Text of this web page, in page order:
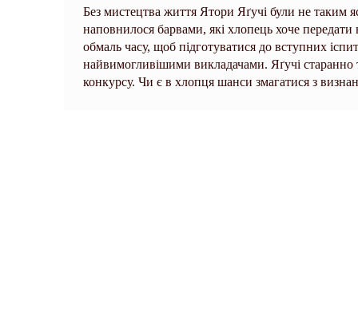
Без мистецтва життя Ятори Яґучі були не таким
наповнилося барвами, які хлопець хоче
обмаль часу, щоб підготуватися до вступних
найвимогливішими викладачами. Яґучі старанно
конкурсу. Чи є в хлопця шанси змагатися з